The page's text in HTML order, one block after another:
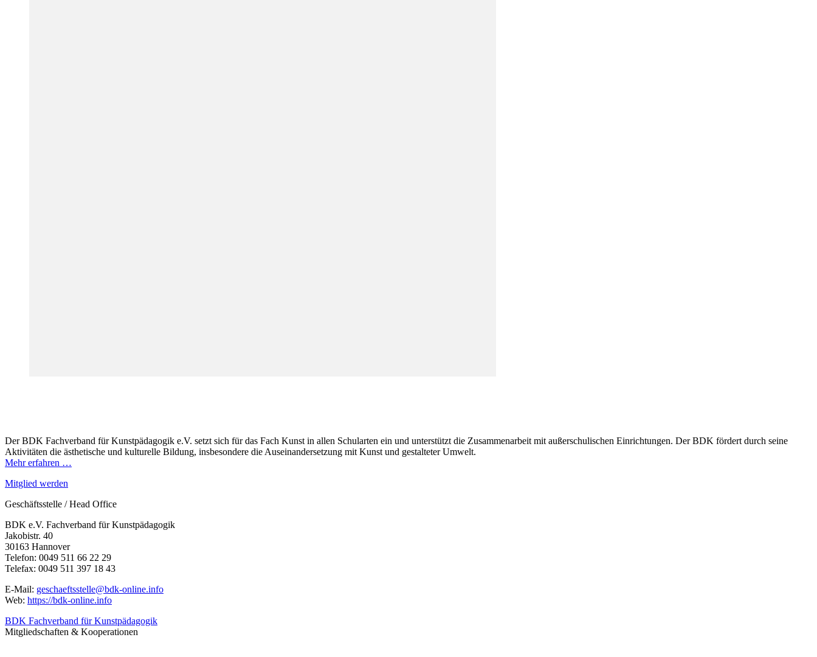
Der BDK Fachverband für Kunstpädagogik e.V. setzt sich für das Fach Kunst in allen Schularten ein und unterstützt die Zusammenarbeit mit außerschulischen Einrichtungen. Der BDK fördert durch seine
Aktivitäten die ästhetische und kulturelle Bildung, insbesondere die Auseinandersetzung mit Kunst und gestalteter Umwelt.
Mehr erfahren …
Mitglied werden
Geschäftsstelle / Head Office
BDK e.V. Fachverband für Kunstpädagogik
Jakobistr. 40
30163 Hannover
Telefon: 0049 511 66 22 29
Telefax: 0049 511 397 18 43
E-Mail: geschaeftsstelle@bdk-online.info
Web: https://bdk-online.info
BDK Fachverband für Kunstpädagogik
Mitgliedschaften & Kooperationen